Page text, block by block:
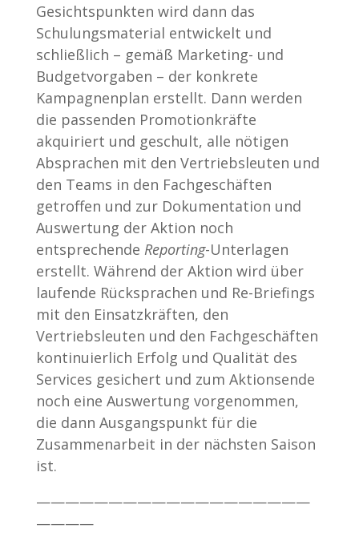
Gesichtspunkten wird dann das
Schulungsmaterial entwickelt und
schließlich – gemäß Marketing- und
Budgetvorgaben – der konkrete
Kampagnenplan erstellt. Dann werden
die passenden Promotionkräfte
akquiriert und geschult, alle nötigen
Absprachen mit den Vertriebsleuten und
den Teams in den Fachgeschäften
getroffen und zur Dokumentation und
Auswertung der Aktion noch
entsprechende Reporting-Unterlagen
erstellt. Während der Aktion wird über
laufende Rücksprachen und Re-Briefings
mit den Einsatzkräften, den
Vertriebsleuten und den Fachgeschäften
kontinuierlich Erfolg und Qualität des
Services gesichert und zum Aktionsende
noch eine Auswertung vorgenommen,
die dann Ausgangspunkt für die
Zusammenarbeit in der nächsten Saison
ist.
———————————————————
————